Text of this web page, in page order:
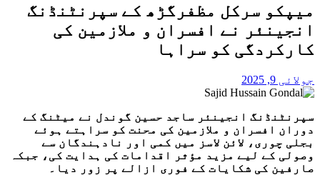
میپکو سرکل مظفرگڑھ کے سپرنٹنڈنگ
انجینئر نے افسران و ملازمین کی
کارکردگی کو سراہا
جولائی 9, 2025
سپرنٹنڈنگ انجینئر ساجد حسین گوندل نے میٹنگ کے
دوران افسران و ملازمین کی محنت کو سراہتے ہوئے
بجلی چوری، لائن لاسز میں کمی اور نادہندگان سے
وصولی کے لیے مزید مؤثر اقدامات کی ہدایت کی، جبکہ
صارفین کی شکایات کے فوری ازالے پر زور دیا۔